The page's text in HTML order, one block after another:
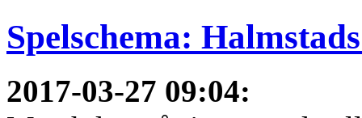
Spelschema:
2017-03-27 09:04: